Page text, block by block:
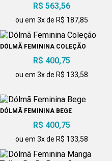
R$ 563,56
ou em 3x de R$ 187,85
DÓLMÃ FEMININA COLEÇÃO
R$ 400,75
ou em 3x de R$ 133,58
DÓLMÃ FEMININA BEGE
R$ 400,75
ou em 3x de R$ 133,58